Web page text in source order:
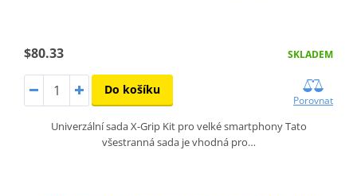
$80.33 SKLADEM
Do košíku
Porovnat
Univerzální sada X-Grip Kit pro velké smartphony Tato
všestranná sada je vhodná pro…